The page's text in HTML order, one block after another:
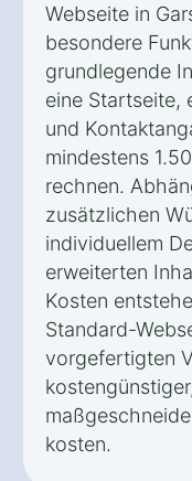
Webseite in
besondere
grundlegende
eine Startseite,
und
mindestens
rechnen.
zusätzlichen
individuellem
erweiterten
Kosten
Standard-
vorgefertigten
kosten.